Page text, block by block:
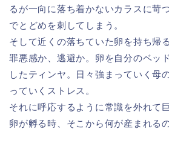
るが一向に落ち着かないカラスに苛
でとどめを刺してしまう。
そして近くの落ちていた卵を持ち帰る
罪悪感か、逃避か。卵を自分のベッ
したティンヤ。日々強まっていく母
っていくストレス。
それに呼応するように常識を外れて
卵が孵る時、そこから何が産まれる